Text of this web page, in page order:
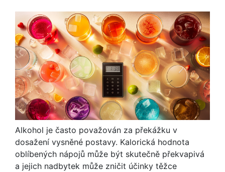
Alkohol je často považován za překážku v
dosažení vysněné postavy. Kalorická hodnota
oblíbených nápojů může být skutečně překvapivá
a jejich nadbytek může zničit účinky těžce